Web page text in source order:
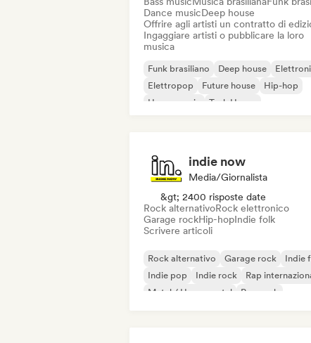
Dance musicDeep house
Offrire agli artisti un contratto di
Ingaggiare artisti o pubblicare la loro
musica
Funk brasiliano Deep house
Elettropop
Future house
Hip-hop
House music
Tech House
indie now
Media/Giornalista
&gt; 2400 risposte date
Rock alternativoRock elettronico
Garage rockHip-hopIndie folk
Scrivere articoli
Rock alternativo Garage rock
Indie
Indie pop
Indie rock
Rap
Metal / Heavy metal
Pop rock